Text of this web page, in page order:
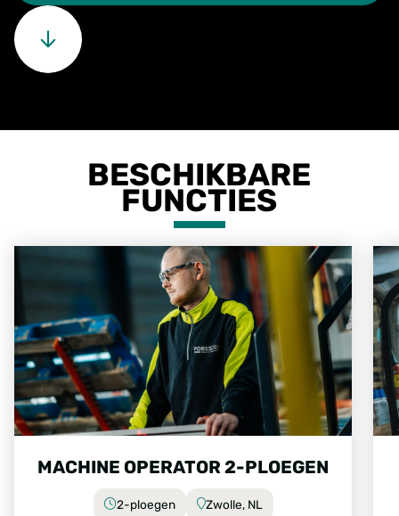
BESCHIKBARE
FUNCTIES
MACHINE OPERATOR 2-PLOEGEN
2-ploegen Zwolle, NL